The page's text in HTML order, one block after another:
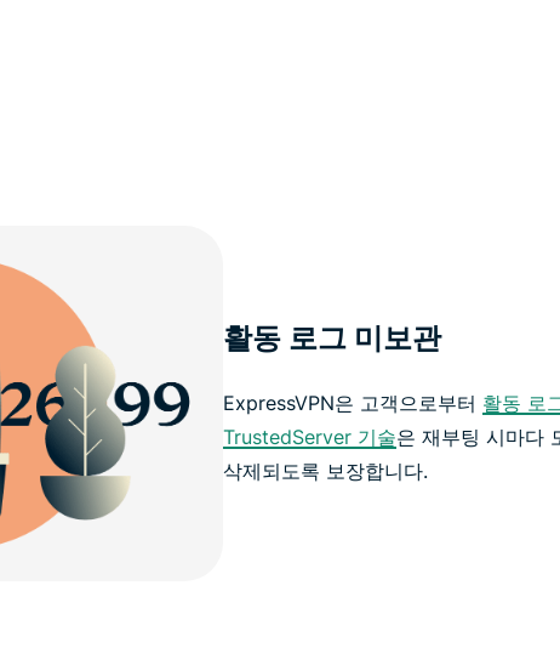
활동 로그 미보관
ExpressVPN은 고객으로부터 활동 로
TrustedServer 기술은 재부팅 시마다
삭제되도록 보장합니다.